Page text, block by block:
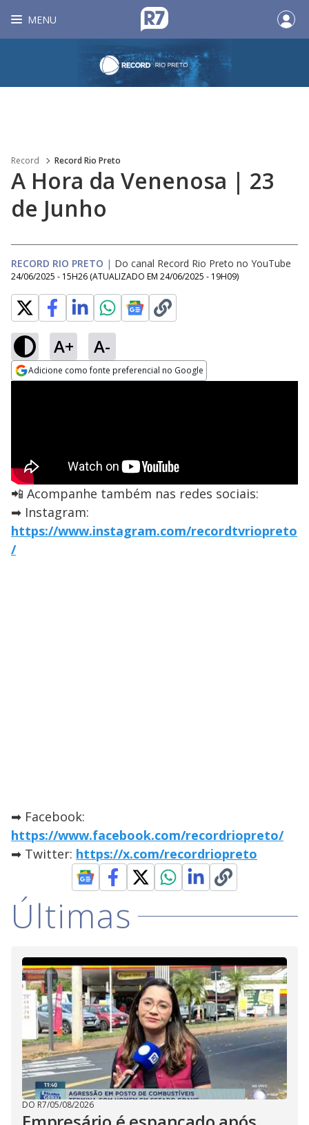
MENU
Record Record Rio Preto
A Hora da Venenosa | 23
de Junho
RECORD RIO PRETO | Do canal Record Rio Preto no YouTube
24/06/2025 - 15H26 (ATUALIZADO EM 24/06/2025 - 19H09)
A+ A-
Adicione como fonte preferencial no Google
📲 Acompanhe também nas redes sociais:
➡ Instagram:
https://www.instagram.com/recordtvriopreto
/
➡ Facebook:
https://www.facebook.com/recordriopreto/
➡ Twitter: https://x.com/recordriopreto
Últimas
DO R7/05/08/2026